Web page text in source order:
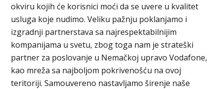
okviru kojih će korisnici moći da se uvere u kvalitet
usluga koje nudimo. Veliku pažnju poklanjamo i
izgradnji partnerstava sa najrespektabilnijim
kompanijama u svetu, zbog toga nam je strateški
partner za poslovanje u Nemačkoj upravo Vodafone,
kao mreža sa najboljom pokrivenošću na ovoj
teritoriji. Samouvereno nastavljamo širenje naše